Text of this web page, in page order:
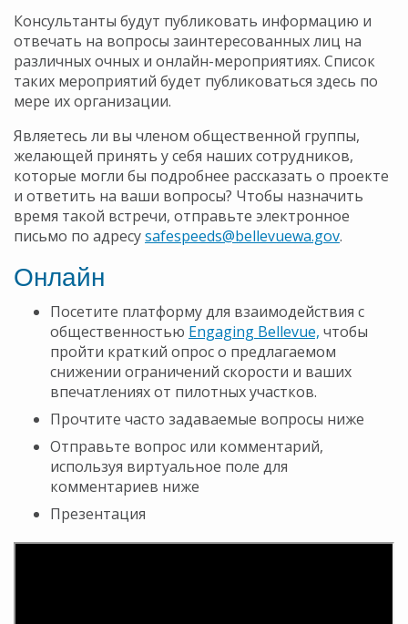
Консультанты будут публиковать информацию и
отвечать на вопросы заинтересованных лиц на
различных очных и онлайн-мероприятиях. Список
таких мероприятий будет публиковаться здесь по
мере их организации.
Являетесь ли вы членом общественной группы,
желающей принять у себя наших сотрудников,
которые могли бы подробнее рассказать о проекте
и ответить на ваши вопросы? Чтобы назначить
время такой встречи, отправьте электронное
письмо по адресуsafespeeds@bellevuewa.gov.
Онлайн
Посетите платформу для взаимодействия с
общественностью Engaging Bellevue, чтобы
пройти краткий опрос о предлагаемом
снижении ограничений скорости и ваших
впечатлениях от пилотных участков.
Прочтите часто задаваемые вопросы ниже
Отправьте вопрос или комментарий,
используя виртуальное поле для
комментариев ниже
Презентация